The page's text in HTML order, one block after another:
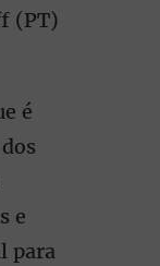
(PT)
é
e
para